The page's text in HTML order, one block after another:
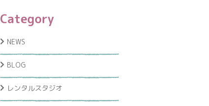
Category
NEWS
BLOG
レンタルスタジオ